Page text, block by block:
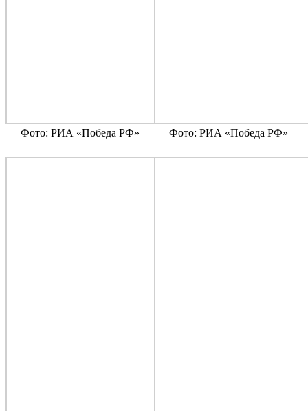
Фото: РИА «Победа РФ» Фото: РИА «Победа РФ»